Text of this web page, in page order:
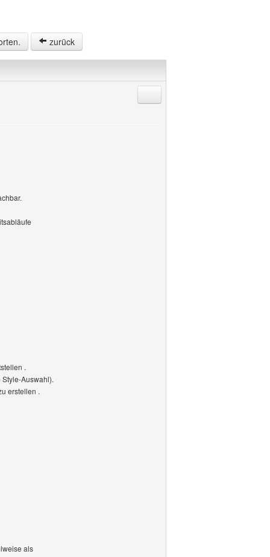
zurück
.
Auswahl).
erstellen .
als